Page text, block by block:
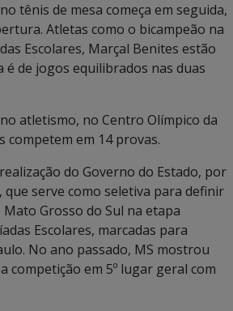
tênis de mesa começa em seguida,
Atletas como o bicampeão na
Escolares, Marçal Benites estão
é de jogos equilibrados nas duas
atletismo, no Centro Olímpico da
competem em 14 provas.
do Governo do Estado, por
que serve como seletiva para definir
Grosso do Sul na etapa
Escolares, marcadas para
No ano passado, MS mostrou
competição em 5º lugar geral com